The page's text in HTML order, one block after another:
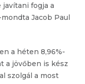
fogja a
Jacob Paul
a héten 8,96%-
a jövőben is kész
szolgál a most